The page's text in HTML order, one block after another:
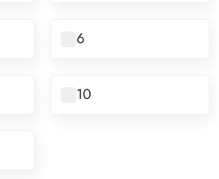
6
10